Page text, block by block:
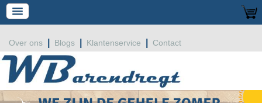
Over ons Blogs Klantenservice Contact